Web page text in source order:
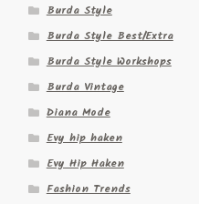
Burda Style
Burda Style Best/Extra
Burda Style Workshops
Burda Vintage
Diana Mode
Evy hip haken
Evy Hip Haken
Fashion Trends